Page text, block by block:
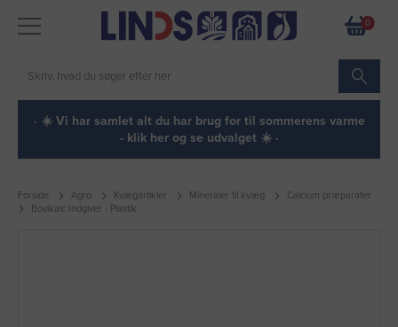
0
· ☀️ Vi har samlet alt du har brug for til sommerens varme
- klik her og se udvalget ☀️ ·
Forside Agro Kvægartikler Mineraler til kvæg
Calcium præparater
Bovikalc Indgiver - Plastik